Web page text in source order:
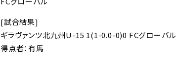
[試合結果]
ギラヴァンツ北九州U-15 1(1-0.0-0)0 FCグローバル
得点者：有馬